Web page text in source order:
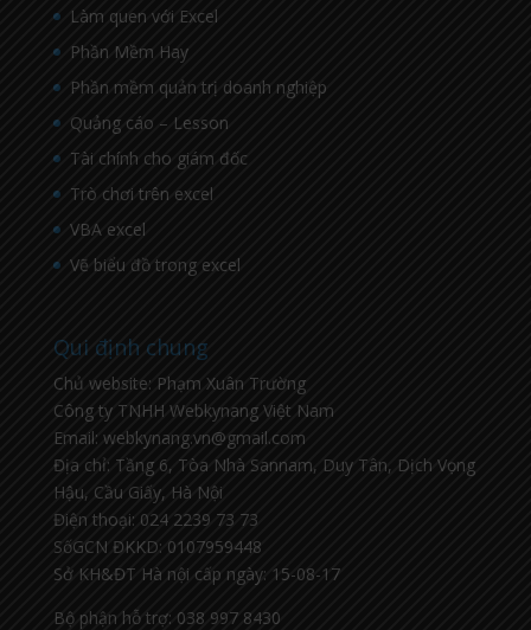
Làm quen với Excel
Phần Mềm Hay
Phần mềm quản trị doanh nghiệp
Quảng cáo – Lesson
Tài chính cho giám đốc
Trò chơi trên excel
VBA excel
Vẽ biểu đồ trong excel
Qui định chung
Chủ website: Phạm Xuân Trường
Công ty TNHH Webkynang Việt Nam
Email: webkynang.vn@gmail.com
Địa chỉ: Tầng 6, Tòa Nhà Sannam, Duy Tân, Dịch Vọng
Hậu, Cầu Giấy, Hà Nội
Điện thoại: 024 2239 73 73
SốGCN ĐKKD: 0107959448
Sở KH&ĐT Hà nội cấp ngày: 15-08-17
Bộ phận hỗ trợ: 038 997 8430